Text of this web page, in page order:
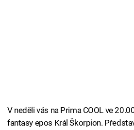
V neděli vás na Prima COOL ve
fantasy epos Král Škorpion.